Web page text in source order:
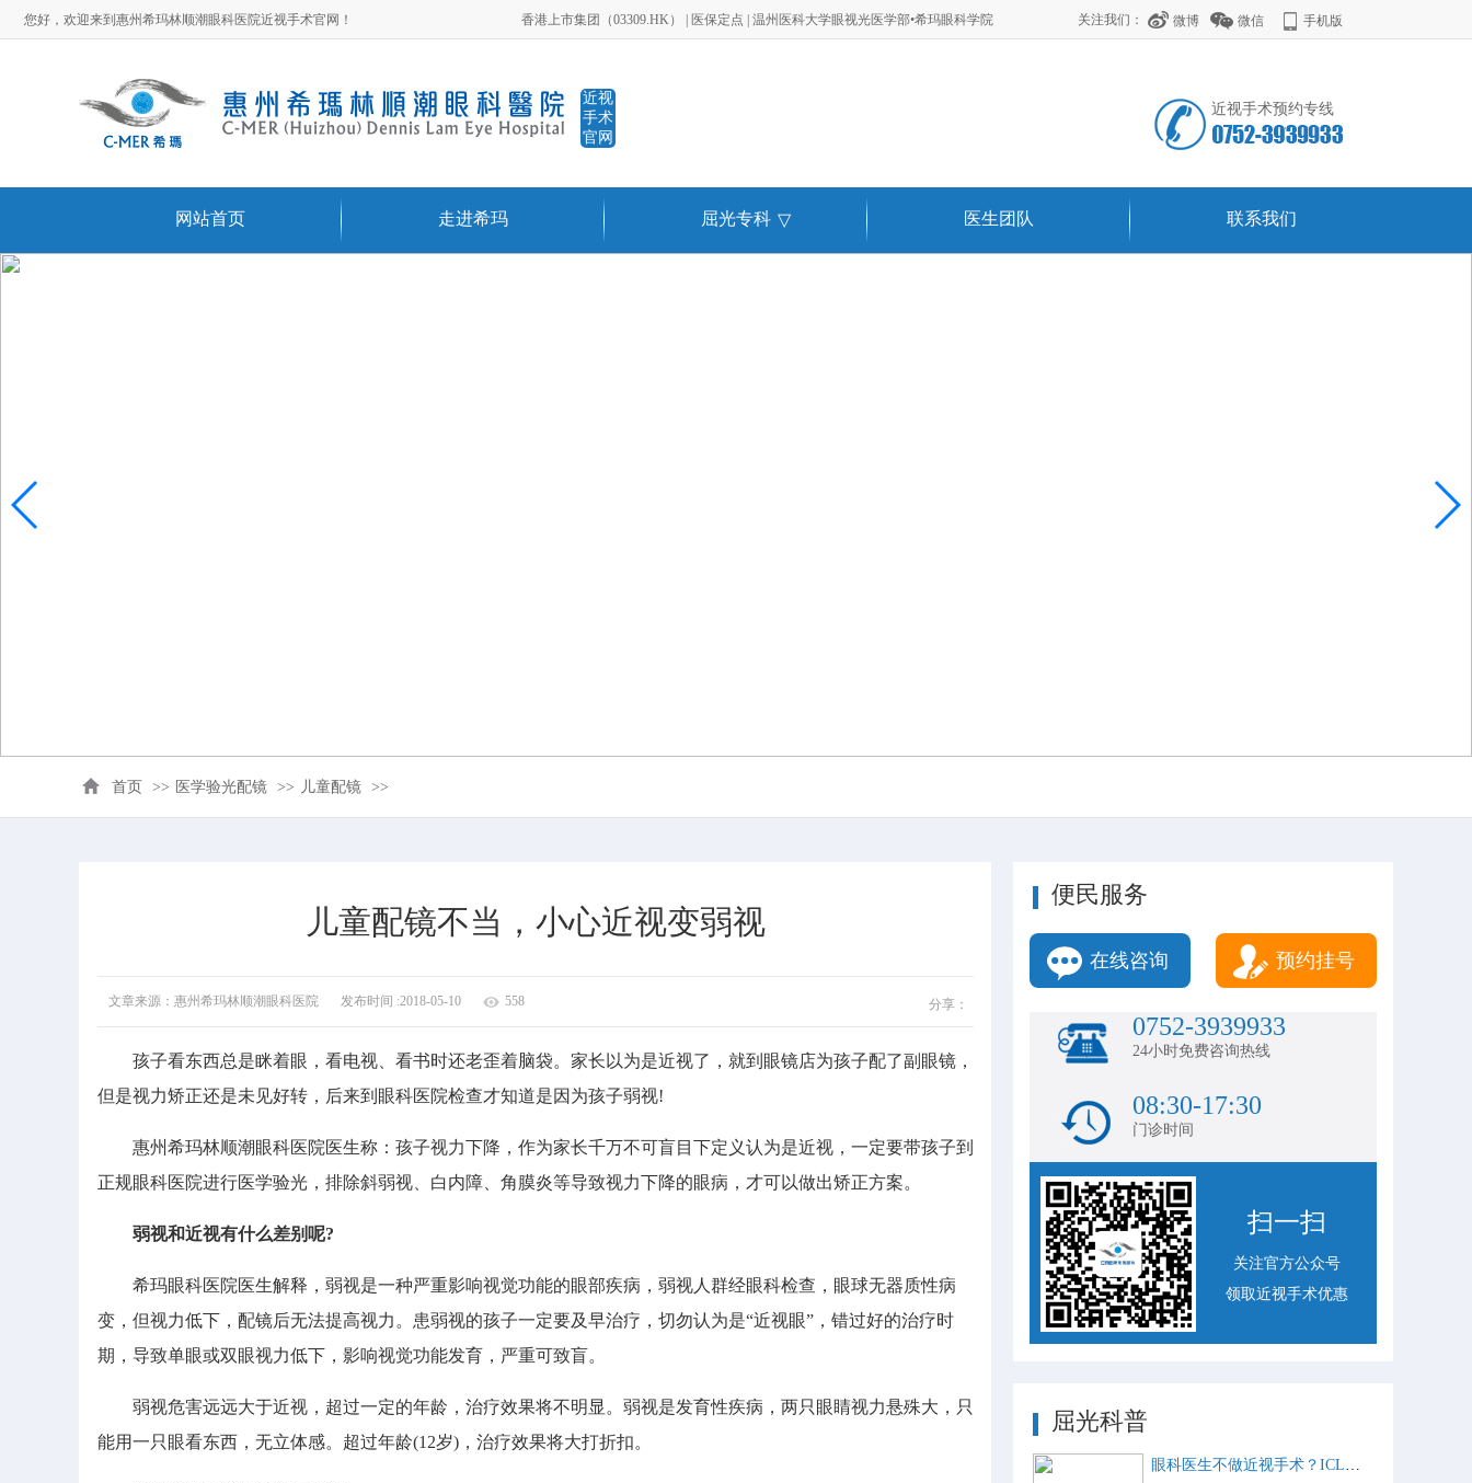
您好，欢迎来到惠州希玛林顺潮眼科医院近视手术官网！ 香港上市集团（03309.HK） | 医保定点 | 温州医科大学眼视光医学部•希玛眼科学院 关注我们： 微博 微信 手机版
近视
手术
官网
近视手术预约专线
网站首页 走进希玛 屈光专科 ▽ 医生团队 联系我们
首页 >> 医学验光配镜 >> 儿童配镜 >>
儿童配镜不当，小心近视变弱视
文章来源：惠州希玛林顺潮眼科医院 发布时间 :2018-05-10 558 分享：
孩子看东西总是眯着眼，看电视、看书时还老歪着脑袋。家长以为是近视了，就到眼镜店为孩子配了副眼镜，
但是视力矫正还是未见好转，后来到眼科医院检查才知道是因为孩子弱视!
惠州希玛林顺潮眼科医院医生称：孩子视力下降，作为家长千万不可盲目下定义认为是近视，一定要带孩子到
正规眼科医院进行医学验光，排除斜弱视、白内障、角膜炎等导致视力下降的眼病，才可以做出矫正方案。
弱视和近视有什么差别呢?
希玛眼科医院医生解释，弱视是一种严重影响视觉功能的眼部疾病，弱视人群经眼科检查，眼球无器质性病
变，但视力低下，配镜后无法提高视力。患弱视的孩子一定要及早治疗，切勿认为是“近视眼”，错过好的治疗时
期，导致单眼或双眼视力低下，影响视觉功能发育，严重可致盲。
弱视危害远远大于近视，超过一定的年龄，治疗效果将不明显。弱视是发育性疾病，两只眼睛视力悬殊大，只
能用一只眼看东西，无立体感。超过年龄(12岁)，治疗效果将大打折扣。
便民服务
在线咨询 预约挂号
0752-3939933
24小时免费咨询热线
08:30-17:30
门诊时间
扫一扫
关注官方公众号
领取近视手术优惠
屈光科普
眼科医生不做近视手术？ICL比激光手术好？这些近视手术谣言，别再信了！